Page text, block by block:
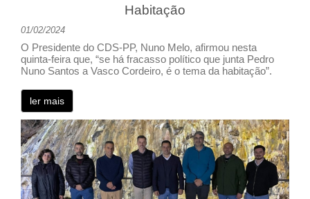
Habitação
01/02/2024
O Presidente do CDS-PP, Nuno Melo, afirmou nesta
quinta-feira que, “se há fracasso político que junta Pedro
Nuno Santos a Vasco Cordeiro, é o tema da habitação”.
ler mais